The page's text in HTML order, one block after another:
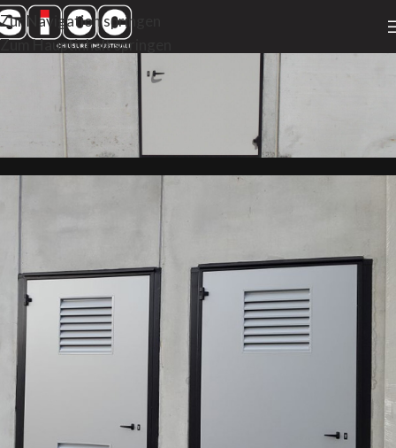
Zur Navigation springen
Zum Hauptinhalt springen